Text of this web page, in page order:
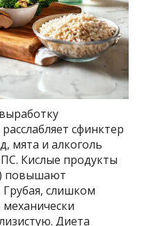
сфинктер
мята и алкоголь
Кислые продукты
повышают
Грубая, слишком
Диета